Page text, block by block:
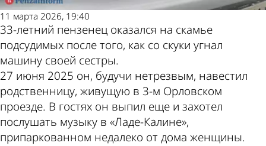
11 марта 2026, 19:40
33-летний пензенец оказался на скамье
подсудимых после того, как со скуки угнал
машину своей сестры.
27 июня 2025 он, будучи нетрезвым, навестил
родственницу, живущую в 3-м Орловском
проезде. В гостях он выпил еще и захотел
послушать музыку в «Ладе-Калине»,
припаркованном недалеко от дома женщины.